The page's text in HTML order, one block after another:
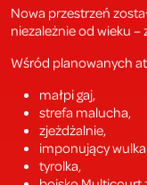
Nowa przestrzeń
niezależnie od wieku –
Wśród planowanych
małpi gaj,
strefa malucha,
zjeżdżalnie,
imponujący
tyrolka,